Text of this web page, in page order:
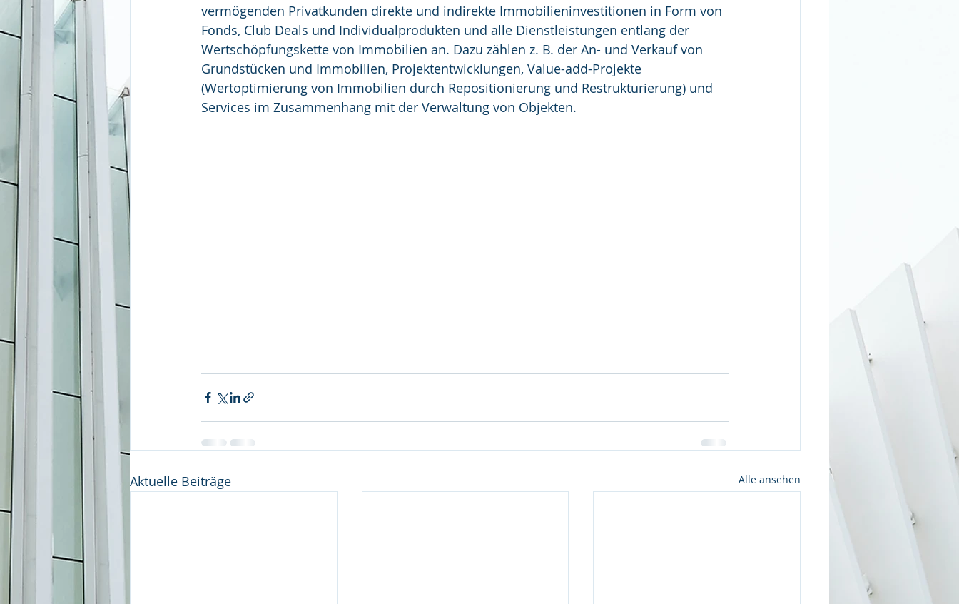
vermögenden Privatkunden direkte und indirekte Immobilieninvestitionen in Form von
Fonds, Club Deals und Individualprodukten und alle Dienstleistungen entlang der
Wertschöpfungskette von Immobilien an. Dazu zählen z. B. der An- und Verkauf von
Grundstücken und Immobilien, Projektentwicklungen, Value-add-Projekte
(Wertoptimierung von Immobilien durch Repositionierung und Restrukturierung) und
Services im Zusammenhang mit der Verwaltung von Objekten.
Aktuelle Beiträge Alle ansehen